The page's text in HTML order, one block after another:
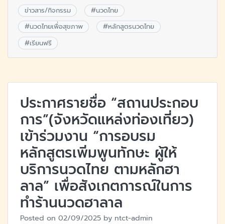
ข่าวสาร/กิจกรรม #นวดไทย
#นวดไทยเพื่อสุขภาพ #หลักสูตรนวดไทย
#เรียนฟรี
ประกาศรายชื่อ “สถานประกอบ
การ”(จังหวัดแหล่งท่องเที่ยว)
เข้าร่วมงาน “การอบรม
หลักสูตรเพิ่มพูนทักษะ ผู้ให้
บริการนวดไทย ตามหลักฮา
ลาล” เพื่อสังเกตการณ์ในการ
ทำร้านนวดฮาลาล
Posted on 02/09/2025 by ntct-admin